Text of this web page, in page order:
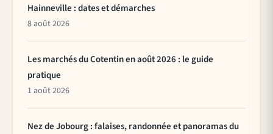
Hainneville : dates et démarches
8 août 2026
Les marchés du Cotentin en août 2026 : le guide
pratique
1 août 2026
Nez de Jobourg : falaises, randonnée et panoramas du